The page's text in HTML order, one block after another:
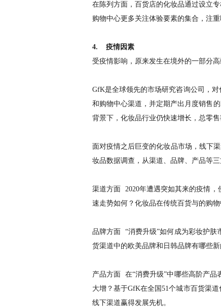
在陈列方面，百货店的化妆品通过设立
购物中心更多关注体验要素的集合，注
4. 疫情因素
受疫情影响，原来发生在境外的一部分
GfK是全球领先的市场研究咨询公司，
和购物中心渠道，并定期产出月度销售
背景下，化妆品行业仍快速增长，总零售
面对疫情之后巨变的化妆品市场，线下
妆品数据调查，从渠道、品牌、产品等
渠道方面 2020年遭遇突如其来的疫情
速走势如何？化妆品在传统百货与的购
品牌方面 “消费升级”如何成为彩妆护肤
货渠道中的欧美品牌和日韩品牌有哪些
产品方面 在“消费升级”中哪些高阶产
大增？基于GfK在全国51个城市百货渠
线下渠道赢得发展先机。